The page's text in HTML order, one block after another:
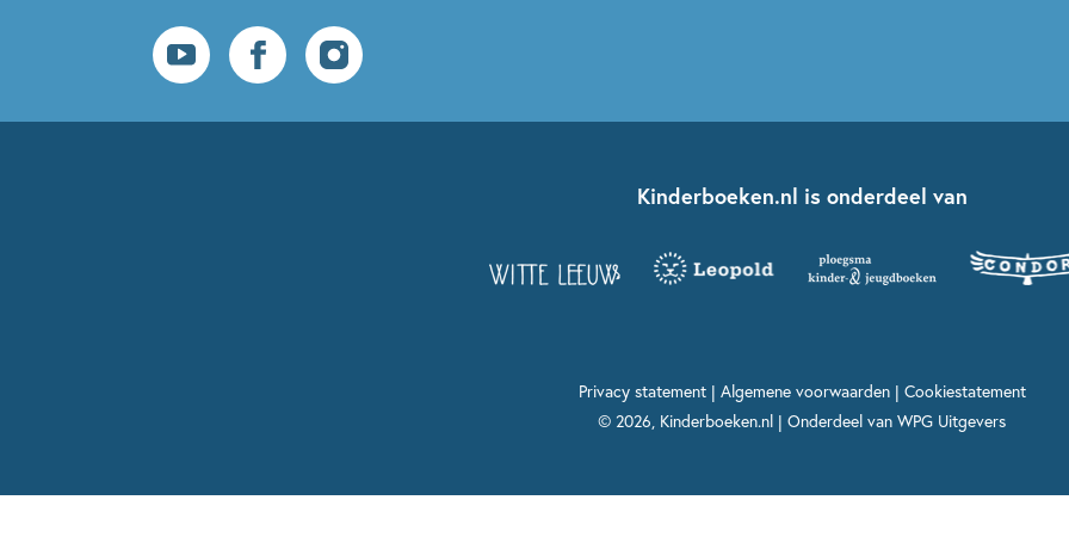
Kinderboeken.nl is onderdeel van
Privacy statement| Algemene voorwaarden| Cookiestatement
© 2026, Kinderboeken.nl | Onderdeel van WPG Uitgevers